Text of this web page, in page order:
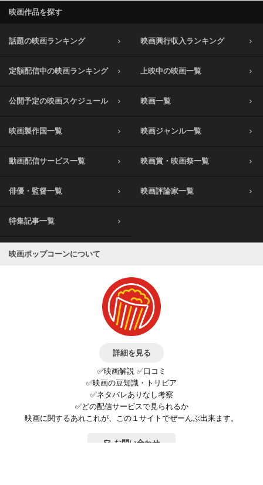
映画作品を探す
話題の映画ランキング 映画興行収入ランキング
定額配信中の映画ランキング 上映中の映画一覧
公開予定の映画スケジュール 映画一覧
映画製作国一覧 映画ジャンル一覧
動画配信サービス一覧 映画賞・映画祭一覧
俳優・監督一覧 映画評論家一覧
特集記事一覧
映画ポップコーンについて
詳細を見る
✅映画解説 ✅口コミ
✅映画の豆知識・トリビア
✅ネタバレありなし考察
✅どの配信サービスで見られるか
映画に関するあれこれが、この１サイトでぜーんぶ出来ます。
お問い合わせ